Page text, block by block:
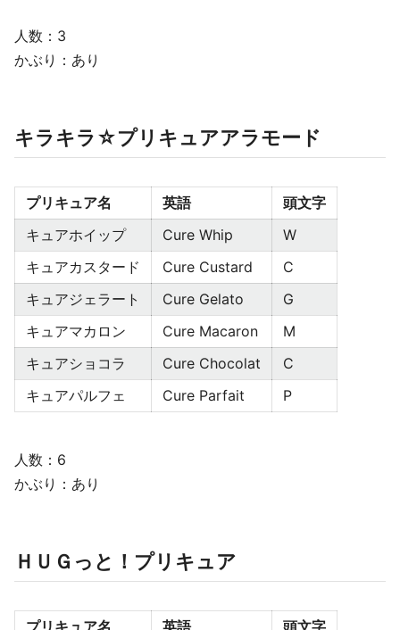
人数：3
かぶり：あり
キラキラ☆プリキュアアラモード
プリキュア名 英語
頭文字
キュアホイップ
Cure Whip
W
キュアカスタード
Cure Custard
C
キュアジェラート
Cure Gelato
G
キュアマカロン
Cure Macaron
M
キュアショコラ
Cure Chocolat
C
キュアパルフェ
Cure Parfait P
人数：6
かぶり：あり
ＨＵＧっと！プリキュア
プリキュア名 英語 頭文字